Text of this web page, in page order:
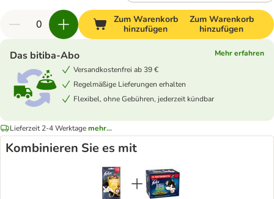
Zum Warenkorb
hinzufügen
Zum Warenkorb
hinzufügen
Das bitiba-Abo
Mehr erfahren
Versandkostenfrei ab 39 €
Regelmäßige Lieferungen erhalten
Flexibel, ohne Gebühren, jederzeit kündbar
Lieferzeit 2-4 Werktagemehr...
Kombinieren Sie es mit